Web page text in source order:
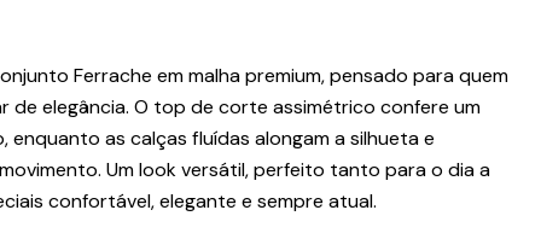
Ferrache em malha premium, pensado para quem
de elegância. O top de corte assimétrico confere um
as calças fluídas alongam a silhueta e
Um look versátil, perfeito tanto para o dia a
confortável, elegante e sempre atual.